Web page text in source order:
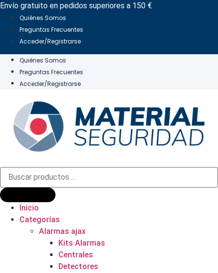
Ir
contenido
Envío gratuito en pedidos superiores a 150 €
Quiénes Somos
Preguntas Frecuentes
Acceder/Registrarse
Quiénes Somos
Preguntas Frecuentes
Acceder/Registrarse
Búsqueda
productos
Inicio
Categorías
Alarmas ajax
Kits Alarmas
Centrales
Detectores